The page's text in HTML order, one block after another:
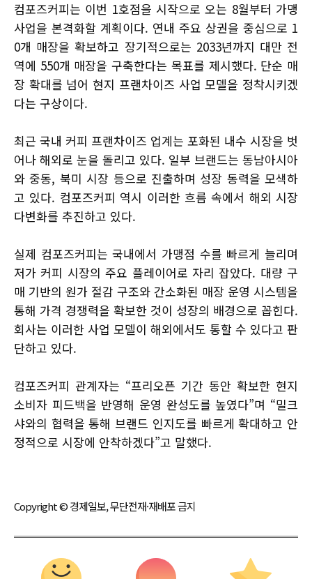
컴포즈커피는 이번 1호점을 시작으로 오는 8월부터 가맹
사업을 본격화할 계획이다. 연내 주요 상권을 중심으로 1
0개 매장을 확보하고 장기적으로는 2033년까지 대만 전
역에 550개 매장을 구축한다는 목표를 제시했다. 단순 매
장 확대를 넘어 현지 프랜차이즈 사업 모델을 정착시키겠
다는 구상이다.
최근 국내 커피 프랜차이즈 업계는 포화된 내수 시장을 벗
어나 해외로 눈을 돌리고 있다. 일부 브랜드는 동남아시아
와 중동, 북미 시장 등으로 진출하며 성장 동력을 모색하
고 있다. 컴포즈커피 역시 이러한 흐름 속에서 해외 시장
다변화를 추진하고 있다.
실제 컴포즈커피는 국내에서 가맹점 수를 빠르게 늘리며
저가 커피 시장의 주요 플레이어로 자리 잡았다. 대량 구
매 기반의 원가 절감 구조와 간소화된 매장 운영 시스템을
통해 가격 경쟁력을 확보한 것이 성장의 배경으로 꼽힌다.
회사는 이러한 사업 모델이 해외에서도 통할 수 있다고 판
단하고 있다.
컴포즈커피 관계자는 “프리오픈 기간 동안 확보한 현지
소비자 피드백을 반영해 운영 완성도를 높였다”며 “밀크
샤와의 협력을 통해 브랜드 인지도를 빠르게 확대하고 안
정적으로 시장에 안착하겠다”고 말했다.
Copyright © 경제일보, 무단전재·재배포 금지